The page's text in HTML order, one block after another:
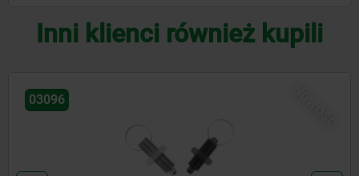
Inni klienci również kupili
03092